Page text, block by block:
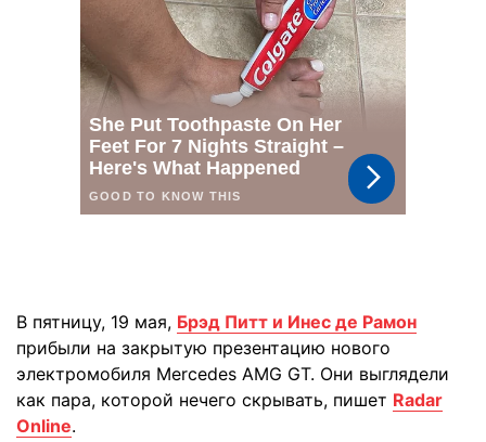
В пятницу, 19 мая, Брэд Питт и Инес де Рамон
прибыли на закрытую презентацию нового
электромобиля Mercedes AMG GT. Они выглядели
как пара, которой нечего скрывать, пишет Radar
Online.